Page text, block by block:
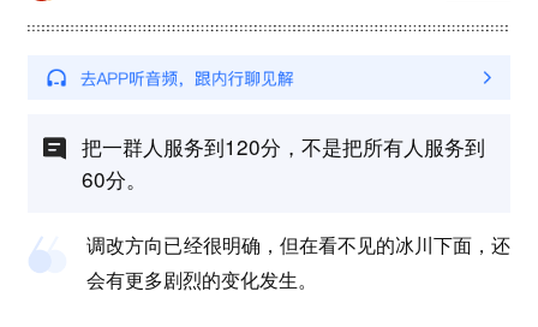
把一群人服务到120分，不是把所有人服务到
60分。
调改方向已经很明确，但在看不见的冰川下面，还
会有更多剧烈的变化发生。